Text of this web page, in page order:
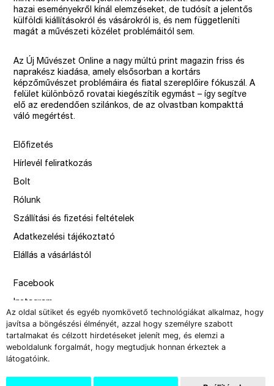
Az oldal sütiket és egyéb nyomkövető technológiákat alkalmaz, hogy
javítsa a böngészési élményét, azzal hogy személyre szabott
tartalmakat és célzott hirdetéseket jelenít meg, és elemzi a
weboldalunk forgalmát, hogy megtudjuk honnan érkeztek a
látogatóink.
hazai eseményekről kínál elemzéseket, de tudósít a jelentős
külföldi kiállításokról és vásárokról is, és nem függetleníti
magát a művészeti közélet problémáitól sem.
Az Új Művészet Online a nagy múltú print magazin friss és
naprakész kiadása, amely elsősorban a kortárs
képzőművészet problémáira és fiatal szereplőire fókuszál. A
felület különböző rovatai kiegészítik egymást – így segítve
elő az eredendően szilánkos, de az olvastban kompakttá
váló megértést.
Előfizetés
Hírlevél feliratkozás
Bolt
Rólunk
Szállítási és fizetési feltételek
Adatkezelési tájékoztató
Elállás a vásárlástól
Facebook
Instagram
Issue
–
design by Solymosi Mór, Sirbik Attila
webbyzolka